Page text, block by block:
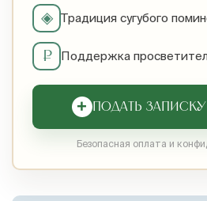
◈ Традиция сугубого
₽ Поддержка
+ ПОДАТЬ
Безопасная оплата и